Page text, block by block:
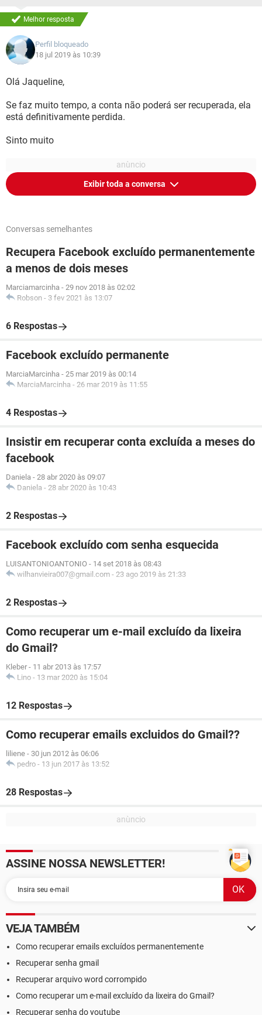
Melhor resposta
Perfil bloqueado
18 jul 2019 às 10:39
Olá Jaqueline,
Se faz muito tempo, a conta não poderá ser recuperada, ela
está definitivamente perdida.
Sinto muito
Exibir toda a conversa
Conversas semelhantes
Recupera Facebook excluído permanentemente
a menos de dois meses
Marciamarcinha - 29 nov 2018 às 02:02
Robson - 3 fev 2021 às 13:07
6 Respostas
Facebook excluído permanente
MarciaMarcinha - 25 mar 2019 às 00:14
MarciaMarcinha - 26 mar 2019 às 11:55
4 Respostas
Insistir em recuperar conta excluída a meses do
facebook
Daniela - 28 abr 2020 às 09:07
Daniela - 28 abr 2020 às 10:43
2 Respostas
Facebook excluído com senha esquecida
LUISANTONIOANTONIO - 14 set 2018 às 08:43
wilhanvieira007@gmail.com - 23 ago 2019 às 21:33
2 Respostas
Como recuperar um e-mail excluído da lixeira
do Gmail?
Kleber - 11 abr 2013 às 17:57
Lino - 13 mar 2020 às 15:04
12 Respostas
Como recuperar emails excluidos do Gmail??
liliene - 30 jun 2012 às 06:06
pedro - 13 jun 2017 às 13:52
28 Respostas
ASSINE NOSSA NEWSLETTER!
VEJA TAMBÉM
Como recuperar emails excluídos permanentemente
Recuperar senha gmail
Recuperar arquivo word corrompido
Como recuperar um e-mail excluído da lixeira do Gmail?
Recuperar senha do youtube